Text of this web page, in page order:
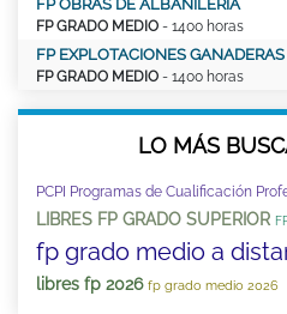
FP OBRAS DE ALBAÑILERÍA
FP GRADO MEDIO - 1400 horas
FP EXPLOTACIONES GANADERAS
FP GRADO MEDIO - 1400 horas
LO MÁS
PCPI Programas de Cualificación
LIBRES FP GRADO SUPERIOR
fp grado medio a
libres fp 2026 fp grado medio 2026